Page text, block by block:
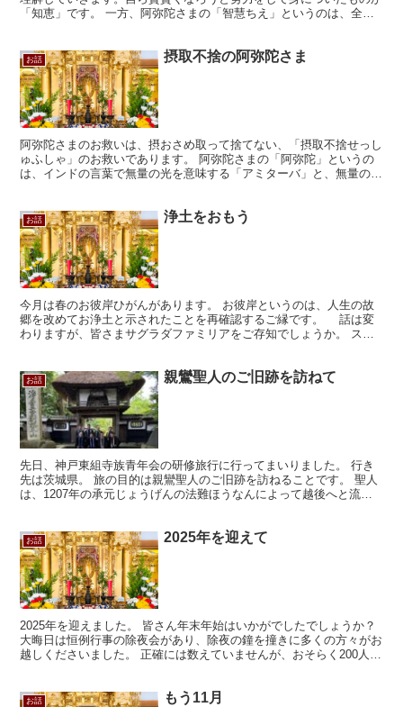
「知恵」です。 一方、阿弥陀さまの「智慧ちえ」というのは、全て
お話 摂取不捨の阿弥陀さま
阿弥陀さまのお救いは、摂おさめ取って捨てない、「摂取不捨せっし
ゅふしゃ」のお救いであります。 阿弥陀さまの「阿弥陀」というの
は、インドの言葉で無量の光を意味する「アミターバ」と、無量の寿
お話 浄土をおもう
今月は春のお彼岸ひがんがあります。 お彼岸というのは、人生の故
郷を改めてお浄土と示されたことを再確認するご縁です。 話は変
わりますが、皆さまサグラダファミリアをご存知でしょうか。 スペ
お話 親鸞聖人のご旧跡を訪ねて
先日、神戸東組寺族青年会の研修旅行に行ってまいりました。 行き
先は茨城県。 旅の目的は親鸞聖人のご旧跡を訪ねることです。 聖人
は、1207年の承元じょうげんの法難ほうなんによって越後へと流罪
お話 2025年を迎えて
2025年を迎えました。 皆さん年末年始はいかがでしたでしょうか？
大晦日は恒例行事の除夜会があり、除夜の鐘を撞きに多くの方々がお
越しくださいました。 正確には数えていませんが、おそらく200人以
お話 もう11月